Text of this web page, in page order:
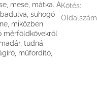
mese, mátka. A
suhogó
miközben
mérföldkövekről
tudná
műfordító,
Kötés:
Oldalszám